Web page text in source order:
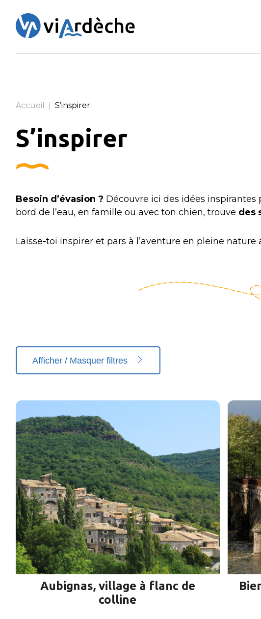
Accueil S’inspirer
S’inspirer
Besoin d’évasion ? Découvre ici des idées inspirantes
bord de l’eau, en famille ou avec ton chien, trouve des
Laisse-toi inspirer et pars à l’aventure en pleine nature
Afficher / Masquer filtres
Aubignas, village à flanc de
colline